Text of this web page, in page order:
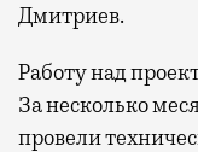
Дмитриев.
Работу над
За несколько
провели